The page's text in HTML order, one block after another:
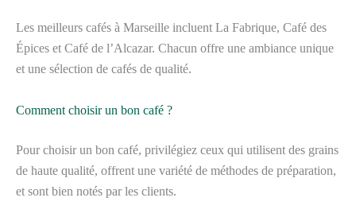
Les meilleurs cafés à Marseille incluent La Fabrique, Café des
Épices et Café de l’Alcazar. Chacun offre une ambiance unique
et une sélection de cafés de qualité.
Comment choisir un bon café ?
Pour choisir un bon café, privilégiez ceux qui utilisent des grains
de haute qualité, offrent une variété de méthodes de préparation,
et sont bien notés par les clients.